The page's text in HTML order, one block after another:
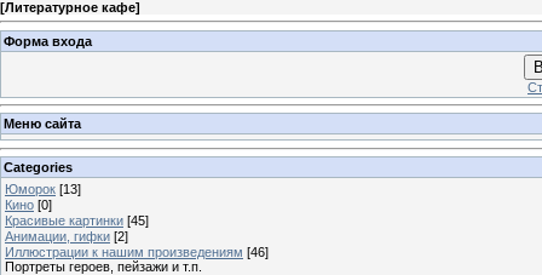
[Литературное кафе]
Форма входа
Меню сайта
Categories
Юморок [13]
Кино [0]
Красивые картинки [45]
Анимации, гифки [2]
Иллюстрации к нашим произведениям [46]
Портреты героев, пейзажи и т.п.